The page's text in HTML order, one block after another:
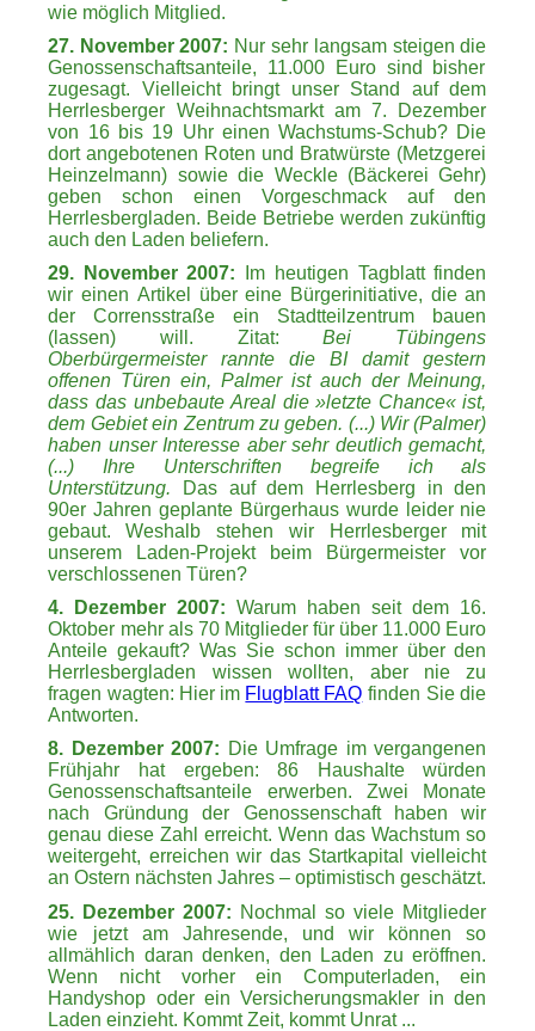
wie möglich Mitglied.
27. November 2007: Nur sehr langsam steigen die
Genossenschaftsanteile, 11.000 Euro sind bisher
zugesagt. Vielleicht bringt unser Stand auf dem
Herrlesberger Weihnachtsmarkt am 7. Dezember
von 16 bis 19 Uhr einen Wachstums-Schub? Die
dort angebotenen Roten und Bratwürste (Metzgerei
Heinzelmann) sowie die Weckle (Bäckerei Gehr)
geben schon einen Vorgeschmack auf den
Herrlesbergladen. Beide Betriebe werden zukünftig
auch den Laden beliefern.
29. November 2007: Im heutigen Tagblatt finden
wir einen Artikel über eine Bürgerinitiative, die an
der Corrensstraße ein Stadtteilzentrum bauen
(lassen) will. Zitat:Bei Tübingens
Oberbürgermeister rannte die BI damit gestern
offenen Türen ein, Palmer ist auch der Meinung,
dass das unbebaute Areal die »letzte Chance« ist,
dem Gebiet ein Zentrum zu geben. (...) Wir (Palmer)
haben unser Interesse aber sehr deutlich gemacht,
(...) Ihre Unterschriften begreife ich als
Unterstützung. Das auf dem Herrlesberg in den
90er Jahren geplante Bürgerhaus wurde leider nie
gebaut.Weshalb stehen wir Herrlesberger mit
unserem Laden-Projekt beim Bürgermeister vor
verschlossenen Türen?
4. Dezember 2007: Warum haben seit dem 16.
Oktober mehr als 70 Mitglieder für über 11.000 Euro
Anteile gekauft? Was Sie schon immer über den
Herrlesbergladen wissen wollten, aber nie zu
fragen wagten: Hier im Flugblatt FAQ finden Sie die
Antworten.
8. Dezember 2007: Die Umfrage im vergangenen
Frühjahr hat ergeben: 86 Haushalte würden
Genossenschaftsanteile erwerben. Zwei Monate
nach Gründung der Genossenschaft haben wir
genau diese Zahl erreicht. Wenn das Wachstum so
weitergeht, erreichen wir das Startkapital vielleicht
an Ostern nächsten Jahres – optimistisch geschätzt.
25. Dezember 2007: Nochmal so viele Mitglieder
wie jetzt am Jahresende, und wir können so
allmählich daran denken, den Laden zu eröffnen.
Wenn nicht vorher ein Computerladen, ein
Handyshop oder ein Versicherungsmakler in den
Laden einzieht. Kommt Zeit, kommt Unrat ...